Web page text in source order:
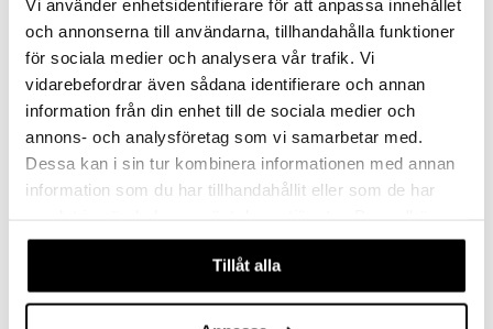
Vi använder enhetsidentifierare för att anpassa innehållet
och annonserna till användarna, tillhandahålla funktioner
för sociala medier och analysera vår trafik. Vi
vidarebefordrar även sådana identifierare och annan
information från din enhet till de sociala medier och
annons- och analysföretag som vi samarbetar med.
Dessa kan i sin tur kombinera informationen med annan
information som du har tillhandahållit eller som de har
våra cookies vid fortsatt användande av vår webbplats.
Tillåt alla
ORREFORS
46,99 € ( 53,49 €
ORREFORS
47,86 €